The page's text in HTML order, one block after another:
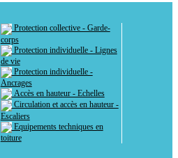
Protection collective - Garde-
corps
Protection individuelle - Lignes
de vie
Protection individuelle -
Ancrages
Accès en hauteur - Echelles
Circulation et accès en hauteur -
Escaliers
Equipements techniques en
toiture